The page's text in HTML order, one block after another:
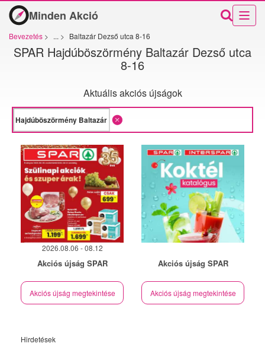
Minden Akció
Bevezetés > ... > Baltazár Dezső utca 8-16
SPAR Hajdúböszörmény Baltazár Dezső utca
8-16
Aktuális akciós újságok
2026.08.06 - 08.12
Akciós újság SPAR
Akciós újság megtekintése
Akciós újság SPAR
Akciós újság megtekintése
Hirdetések